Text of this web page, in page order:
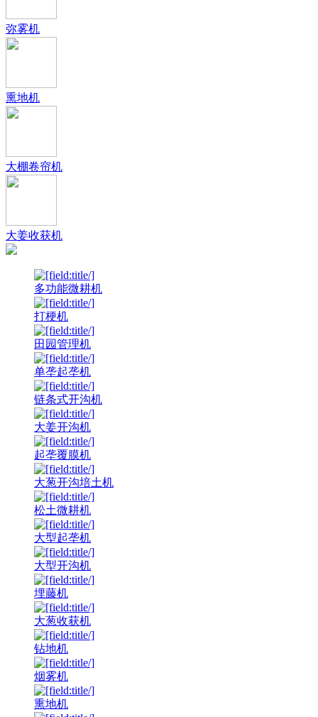
弥雾机
熏地机
大棚卷帘机
大姜收获机
多功能微耕机
打梗机
田园管理机
单垄起垄机
链条式开沟机
大姜开沟机
起垄覆膜机
大葱开沟培土机
松土微耕机
大型起垄机
大型开沟机
埋藤机
大葱收获机
钻地机
烟雾机
熏地机